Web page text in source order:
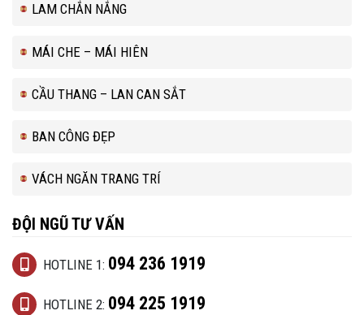
LAM CHẮN NẮNG
MÁI CHE – MÁI HIÊN
CẦU THANG – LAN CAN SẮT
BAN CÔNG ĐẸP
VÁCH NGĂN TRANG TRÍ
ĐỘI NGŨ TƯ VẤN
HOTLINE 1: 094 236 1919
HOTLINE 2: 094 225 1919